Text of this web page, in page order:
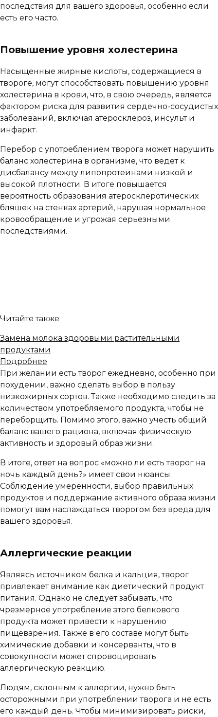
последствия для вашего здоровья, особенно если
есть его часто.
Повышение уровня холестерина
Насыщенные жирные кислоты, содержащиеся в
твороге, могут способствовать повышению уровня
холестерина в крови, что, в свою очередь, является
фактором риска для развития сердечно-сосудистых
заболеваний, включая атеросклероз, инсульт и
инфаркт.
Перебор с употреблением творога может нарушить
баланс холестерина в организме, что ведет к
дисбалансу между липопротеинами низкой и
высокой плотности. В итоге повышается
вероятность образования атеросклеротических
бляшек на стенках артерий, нарушая нормальное
кровообращение и угрожая серьезными
последствиями.
Читайте также
Замена молока здоровыми растительными
продуктами
Подробнее
При желании есть творог ежедневно, особенно при
похудении, важно сделать выбор в пользу
низкожирных сортов. Также необходимо следить за
количеством употребляемого продукта, чтобы не
переборщить. Помимо этого, важно учесть общий
баланс вашего рациона, включая физическую
активность и здоровый образ жизни.
В итоге, ответ на вопрос «можно ли есть творог на
ночь каждый день?» имеет свои нюансы.
Соблюдение умеренности, выбор правильных
продуктов и поддержание активного образа жизни
помогут вам наслаждаться творогом без вреда для
вашего здоровья.
Аллергические реакции
Являясь источником белка и кальция, творог
привлекает внимание как диетический продукт
питания. Однако не следует забывать, что
чрезмерное употребление этого белкового
продукта может привести к нарушению
пищеварения. Также в его составе могут быть
химические добавки и консерванты, что в
совокупности может спровоцировать
аллергическую реакцию.
Людям, склонным к аллергии, нужно быть
осторожными при употреблении творога и не есть
его каждый день. Чтобы минимизировать риски,